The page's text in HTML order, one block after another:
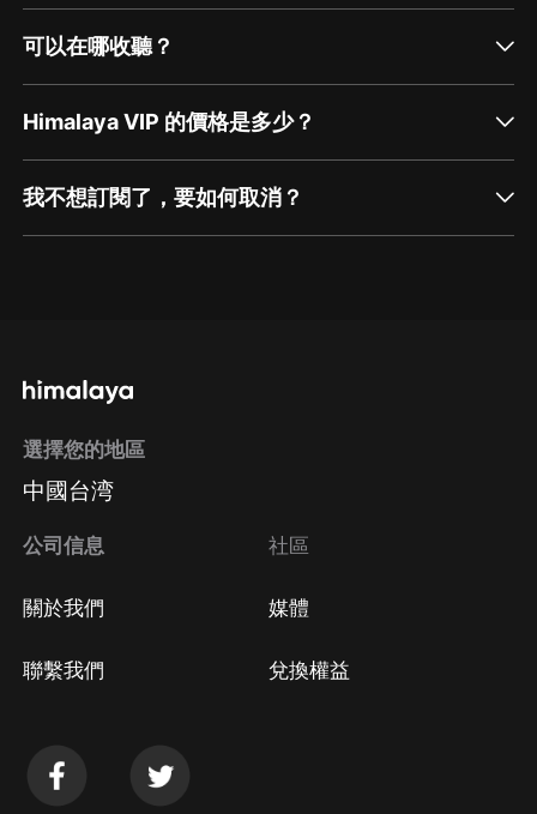
可以在哪收聽？
Himalaya VIP 的價格是多少？
我不想訂閱了，要如何取消？
方法 Google Play取消訂閱方法
選擇您的地區
中國台湾
公司信息
關於我們
聯繫我們
社區
媒體
兌換權益